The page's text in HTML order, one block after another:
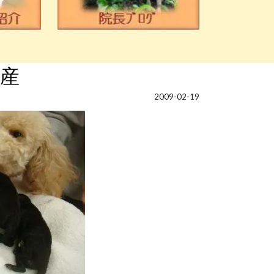
2009-02-19